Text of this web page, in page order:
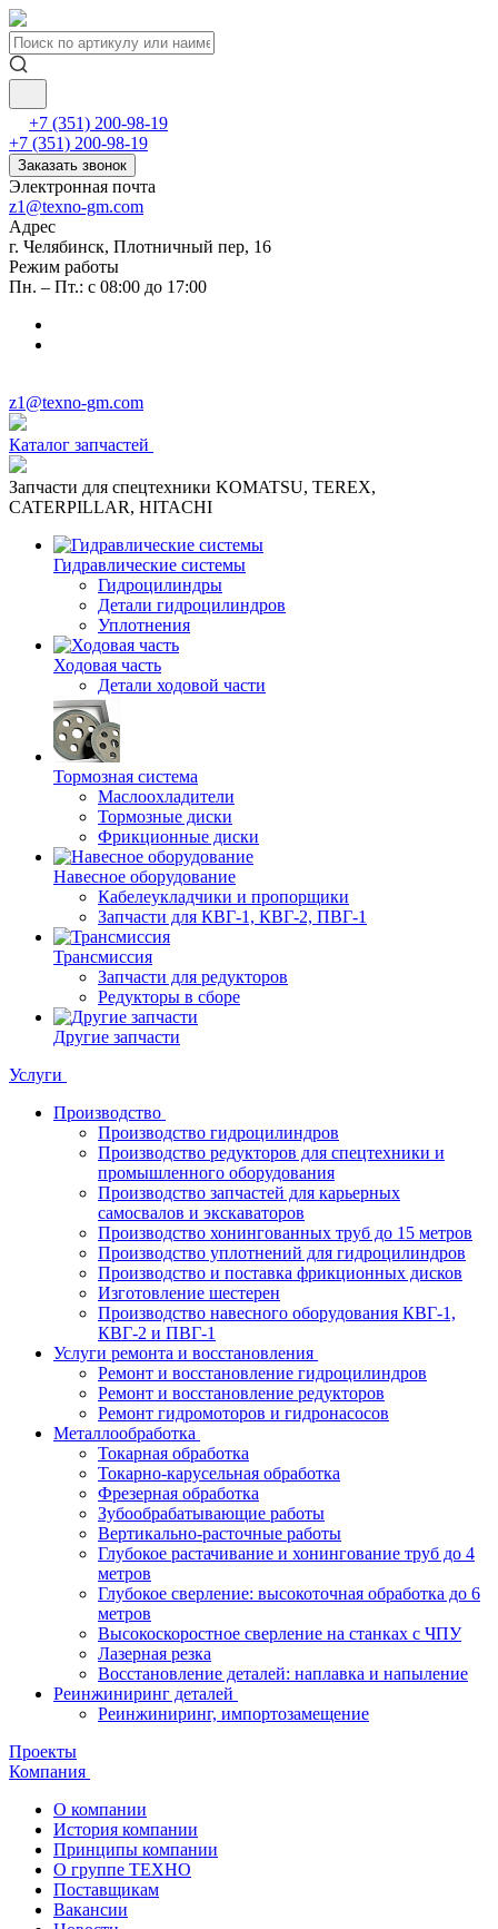
+7 (351) 200-98-19
+7 (351) 200-98-19
Заказать звонок
Электронная почта
z1@texno-gm.com
Адрес
г. Челябинск, Плотничный пер, 16
Режим работы
Пн. – Пт.: с 08:00 до 17:00
z1@texno-gm.com
Каталог запчастей
Запчасти для спецтехники KOMATSU, TEREX,
CATERPILLAR, HITACHI
Гидравлические системы
Гидроцилиндры
Детали гидроцилиндров
Уплотнения
Ходовая часть
Детали ходовой части
Тормозная система
Маслоохладители
Тормозные диски
Фрикционные диски
Навесное оборудование
Кабелеукладчики и пропорщики
Запчасти для КВГ-1, КВГ-2, ПВГ-1
Трансмиссия
Запчасти для редукторов
Редукторы в сборе
Другие запчасти
Услуги
Производство
Производство гидроцилиндров
Производство редукторов для спецтехники и
промышленного оборудования
Производство запчастей для карьерных
самосвалов и экскаваторов
Производство хонингованных труб до 15 метров
Производство уплотнений для гидроцилиндров
Производство и поставка фрикционных дисков
Изготовление шестерен
Производство навесного оборудования КВГ-1,
КВГ-2 и ПВГ-1
Услуги ремонта и восстановления
Ремонт и восстановление гидроцилиндров
Ремонт и восстановление редукторов
Ремонт гидромоторов и гидронасосов
Металлообработка
Токарная обработка
Токарно-карусельная обработка
Фрезерная обработка
Зубообрабатывающие работы
Вертикально-расточные работы
Глубокое растачивание и хонингование труб до 4
метров
Глубокое сверление: высокоточная обработка до 6
метров
Высокоскоростное сверление на станках с ЧПУ
Лазерная резка
Восстановление деталей: наплавка и напыление
Реинжиниринг деталей
Реинжиниринг, импортозамещение
Проекты
Компания
О компании
История компании
Принципы компании
О группе ТЕХНО
Поставщикам
Вакансии